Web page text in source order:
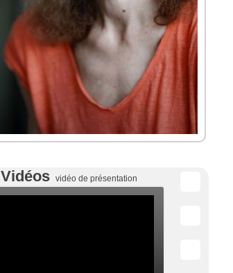
Vidéos vidéo de présentation